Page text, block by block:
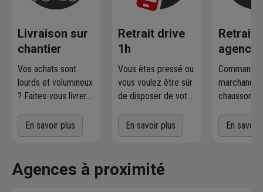
Livraison sur
chantier
Vos achats sont
lourds et volumineux
? Faites-vous livrer
voulez! L'agence
Chausson qui
vous contacte pour
fixer le meilleur
En savoir plus
Retrait drive
1h
Vous êtes pressé ou
vous voulez être sûr
de disposer de votre
Commandez
directement les
dans votre agence
sur chausson.fr.
En savoir plus
Retrait
agence
l'agence
En savoir
Agences à proximité